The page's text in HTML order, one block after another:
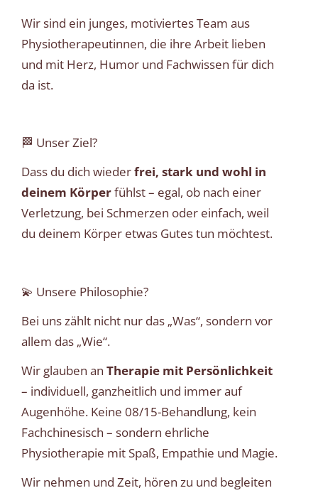
Wir sind ein junges, motiviertes Team aus
Physiotherapeutinnen, die ihre Arbeit lieben
und mit Herz, Humor und Fachwissen für dich
da ist.
🏁 Unser Ziel?
Dass du dich wiederfrei, stark und wohl in
deinem Körperfühlst – egal, ob nach einer
Verletzung, bei Schmerzen oder einfach, weil
du deinem Körper etwas Gutes tun möchtest.
💫 Unsere Philosophie?
Bei uns zählt nicht nur das „Was“, sondern vor
allem das „Wie“.
Wir glauben an Therapie mit Persönlichkeit
– individuell, ganzheitlich und immer auf
Augenhöhe. Keine 08/15-Behandlung, kein
Fachchinesisch – sondern ehrliche
Physiotherapie mit Spaß, Empathie und Magie.
Wir nehmen und Zeit, hören zu und begleiten